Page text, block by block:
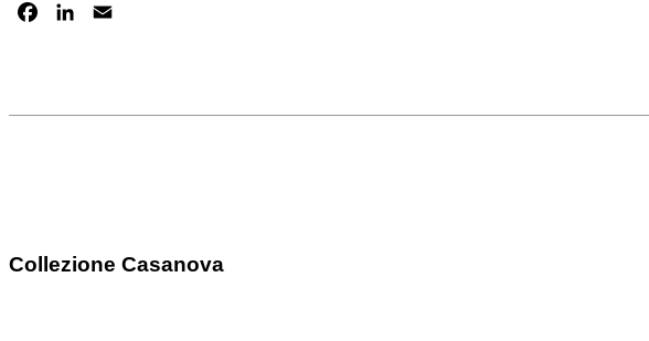
FACEBOOK
LINKEDIN
Collezione Casanova